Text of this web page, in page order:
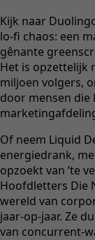
Kijk naar
lo-fi chaos: een
gênante
Het is opzettelijk
miljoen volgers,
door mensen die
Of neem Liquid
energiedrank,
opzoekt van ’te
Hoofdletters Die
wereld van
jaar-op-jaar. Ze
van concurrent-